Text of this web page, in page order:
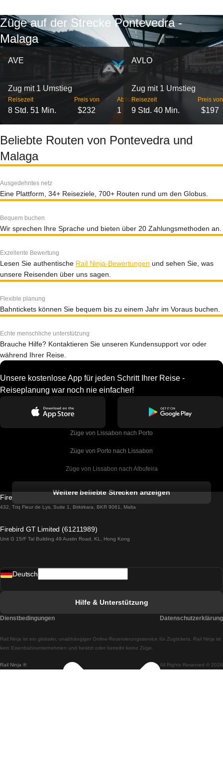
Züge auf der Strecke Pontevedra -
Malaga
AVE
Zug mit 1 Umstieg
Reisezeit
8 Std. 51 Min.
Preis von
$232
Abflüge
1
AVLO
Zug mit 1 Umstieg
Reisezeit
9 Std. 40 Min.
Preis von
$197
Beliebte Routen von Pontevedra und
Malaga
Ausgedehntes netz
Eine Plattform, 34+ Reiseziele, 700+ Routen rund um den Globus.
Bequem buchen
Wir sprechen Ihre Sprache und bieten über 20 Zahlungsmethoden an.
Exzellente Bewertung
Lesen Sie authentische Rail Ninja-Bewertungen und sehen Sie, was
unsere Reisenden über uns sagen.
Flexible planung
Bahntickets können Sie bequem bis zu einem Jahr im Voraus buchen.
Echte menschliche unterstützung
Brauche Hilfe? Kontaktieren Sie unseren Kundensupport vor oder
während Ihrer Reise.
Unsere kostenlose App für jeden Schritt Ihrer Reise -
Reiseplanung war noch nie einfacher!
Züge von Lissabon nach Porto
Züge von Porto nach Lissabon
Züge von Lissabon nach Albufeira
Züge von Lissabon nach Lagos
Züge von Lissabon nach Madrid
Züge von Lissabon nach Braga
Züge von Braga nach Lissabon
Weitere beliebte Strecken anzeigen
Firebird GT Limited (OC 1451)
432, Triq Fleur de Lys, Suite 1, Birkirkara, BKR 9061, Malta
Firebird GT Limited (61211989)
Unit G 15/F Tal Building 49 Austin Road, KL, Hong Kong
Rail Ninja ® All Rights Reserved © 2026
Rail.Ninja ist ein globaler, unabhängiger Online-Reservierungsservice für Zugtickets. Rail Ninja ist
kein Eisenbahnunternehmen und besitzt oder betreibt keine Züge.
Deutsch
Hilfe & Unterstützung
Dienstbedingungen Datenschutzerklärung